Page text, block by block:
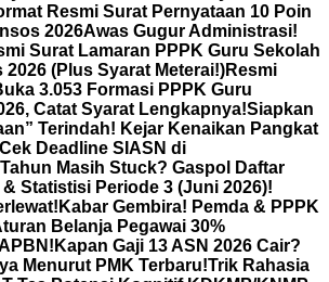
Resmi Surat Pernyataan 10 Poin
2026Awas Gugur Administrasi!
Surat Lamaran PPPK Guru Sekolah
2026 (Plus Syarat Meterai!)Resmi
3.053 Formasi PPPK Guru
Catat Syarat Lengkapnya!Siapkan
Terindah! Kejar Kenaikan Pangkat
Deadline SIASN di
Masih Stuck? Gaspol Daftar
Statistisi Periode 3 (Juni 2026)!
Kabar Gembira! Pemda & PPPK
Belanja Pegawai 30%
Kapan Gaji 13 ASN 2026 Cair?
Menurut PMK Terbaru!Trik Rahasia